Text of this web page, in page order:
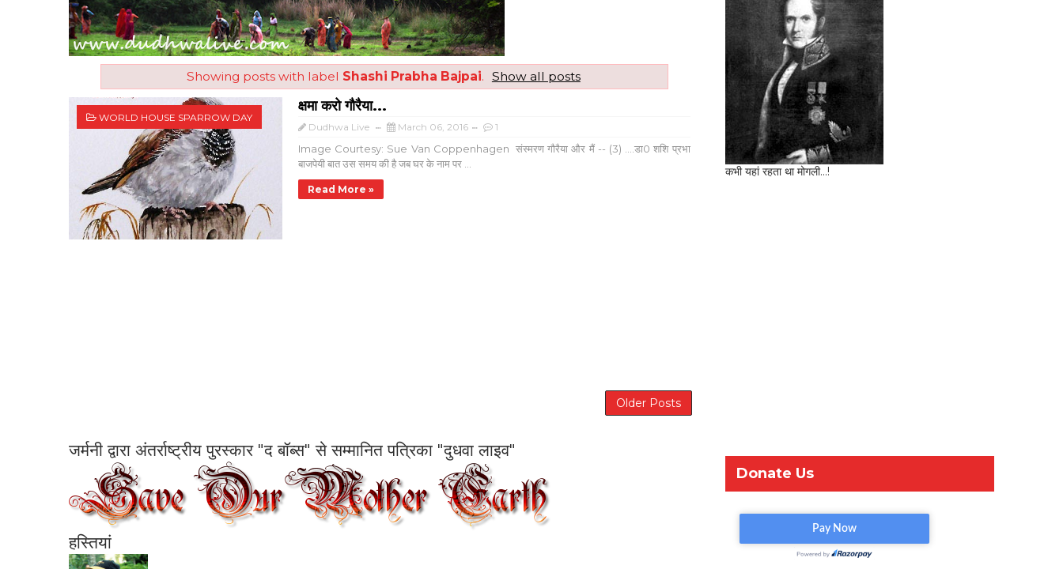
Showing posts with label Shashi Prabha Bajpai. Show all posts
WORLD HOUSE SPARROW DAY
क्षमा करो गौरैया...
Dudhwa Live March 06, 2016 1
Image Courtesy: Sue Van Coppenhagen संस्मरण गौरैया और मैं -- (3) ....डा0 शशि प्रभा
बाजपेयी बात उस समय की है जब घर के नाम पर ...
Read More »
Older Posts
जर्मनी द्वारा अंतर्राष्ट्रीय पुरस्कार "द बॉब्स" से सम्मानित पत्रिका "दुधवा लाइव"
हस्तियां
कभी यहां रहता था मोगली...!
Donate Us